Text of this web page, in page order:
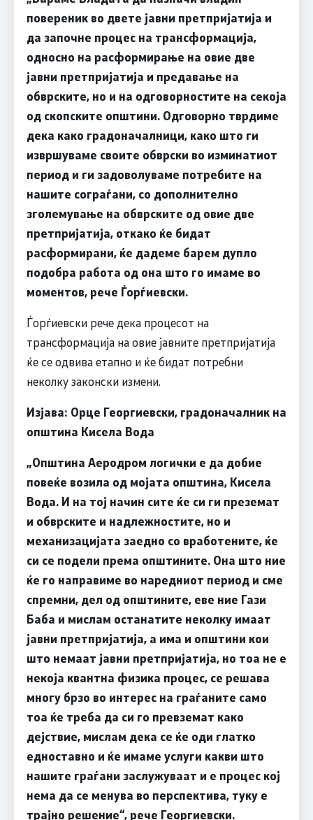
повереник во двете јавни претпријатија и
да започне процес на трансформација,
односно на расформирање на овие две
јавни претпријатија и предавање на
обврските, но и на одговорностите на секоја
од скопските општини. Одговорно тврдиме
дека како градоначалници, како што ги
извршуваме своите обврски во изминатиот
период и ги задоволуваме потребите на
нашите сограѓани, со дополнително
зголемување на обврските од овие две
претпријатија, откако ќе бидат
расформирани, ќе дадеме барем дупло
подобра работа од она што го имаме во
моментов, рече Ѓорѓиевски.
Ѓорѓиевски рече дека процесот на
трансформација на овие јавните претпријатија
ќе се одвива етапно и ќе бидат потребни
неколку законски измени.
Изјава: Орце Георгиевски, градоначалник на
општина Кисела Вода
„Општина Аеродром логички е да добие
повеќе возила од мојата општина, Кисела
Вода. И на тој начин сите ќе си ги преземат
и обврските и надлежностите, но и
механизацијата заедно со вработените, ќе
си се подели према општините. Она што ние
ќе го направиме во наредниот период и сме
спремни, дел од општините, еве ние Гази
Баба и мислам останатите неколку имаат
јавни претпријатија, а има и општини кои
што немаат јавни претпријатија, но тоа не е
некоја квантна физика процес, се решава
многу брзо во интерес на граѓаните само
тоа ќе треба да си го превземат како
дејствие, мислам дека се ќе оди глатко
едноставно и ќе имаме услуги какви што
нашите граѓани заслужуваат и е процес кој
нема да се менува во перспектива, туку е
трајно решение“, рече Георгиевски.